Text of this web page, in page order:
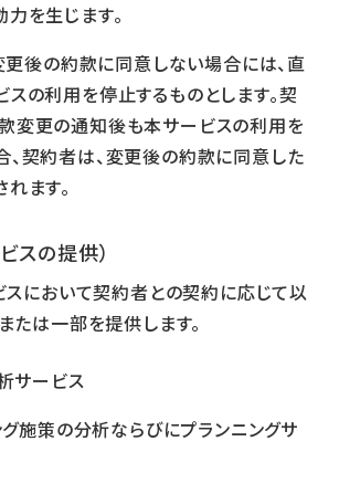
を生じます。
更後の約款に同意しない場合には、直
スの利用を停止するものとします。契
変更の通知後も本サービスの利用を
、契約者は、変更後の約款に同意した
ます。
スの提供）
スにおいて契約者との契約に応じて以
たは一部を提供します。
サービス
施策の分析ならびにプランニングサ